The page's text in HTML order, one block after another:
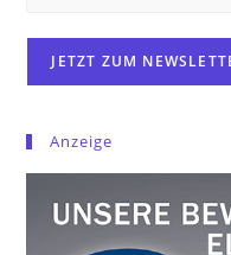
Anzeige